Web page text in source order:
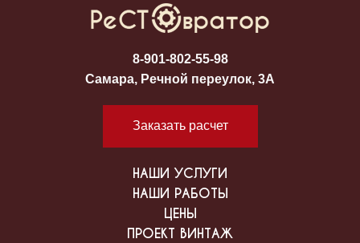
8-901-802-55-98
Самара, Речной переулок, 3А
Заказать расчет
НАШИ УСЛУГИ
НАШИ РАБОТЫ
ЦЕНЫ
ПРОЕКТ ВИНТАЖ